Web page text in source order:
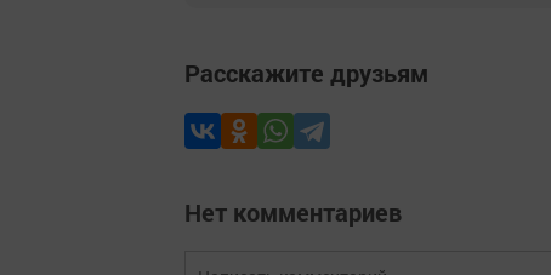
Расскажите друзьям
Нет комментариев